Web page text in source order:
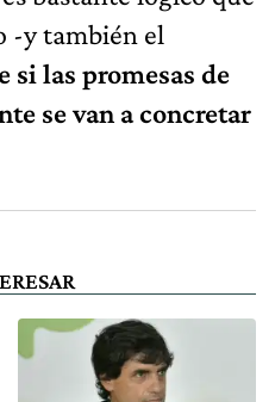
-y también el
si las promesas de
se van a concretar